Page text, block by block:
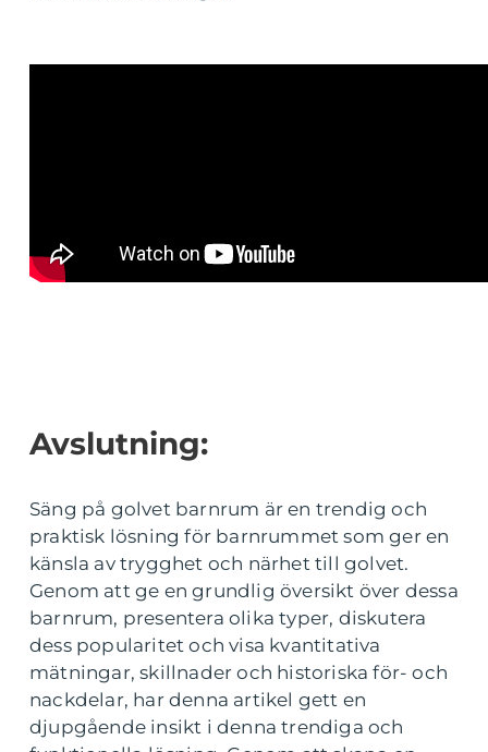
Avslutning:
Säng på golvet barnrum är en trendig och
praktisk lösning för barnrummet som ger en
känsla av trygghet och närhet till golvet.
Genom att ge en grundlig översikt över dessa
barnrum, presentera olika typer, diskutera
dess popularitet och visa kvantitativa
mätningar, skillnader och historiska för- och
nackdelar, har denna artikel gett en
djupgående insikt i denna trendiga och